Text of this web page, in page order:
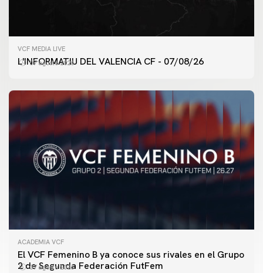
VCF MEDIA LIVE
L'INFORMATIU DEL VALENCIA CF - 07/08/26
07 agosto 2026
ACADEMIA VCF
El VCF Femenino B ya conoce sus rivales en el Grupo
2 de Segunda Federación FutFem
07 agosto 2026
PRIMER EQUIPO
ENTRENAMIENTO DEL VALENCIA CF 7/8/2026